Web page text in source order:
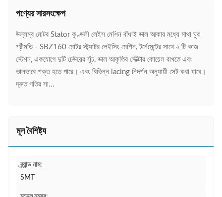
পণ্যের সারসংক্ষেপ
উল্লম্ব মোটর Stator কুণ্ডলী লেইস মেশিন বাঁধাই ভাল আকার মধ্যে মাথা ঘুর
শ্রীমতি - SBZ160 মোটর স্ট্যাটর লেইসিং মেশিন, টর্নেমেন্টের সাথে ২ টি কাজ
স্টেশন, একযোগে দুটি ঢেউয়ের সূঁচ, ভাল আকৃতির স্টেক্টার কোয়েল রাখতে এবং
ভালভাবে শক্ত হতে পারে। এবং বিভিন্ন lacing নিদর্শন অনুযায়ী সেট করা যাবে।
দ্রুত গতির সা...
মূল বৈশিষ্ট্য
ব্র্যান্ড নাম:
SMT